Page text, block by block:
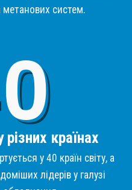
систем.
країнах
у 40 країн світу, а
лідерів у галузі